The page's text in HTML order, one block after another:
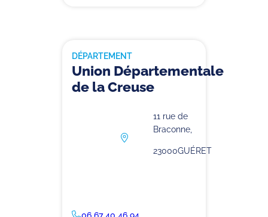
DÉPARTEMENT
Union Départementale
de la Creuse
11 rue de
Braconne,
23000GUÉRET
06 67 40 46 94